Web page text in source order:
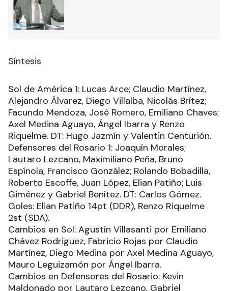
Síntesis
Sol de América 1: Lucas Arce; Claudio Martínez,
Alejandro Álvarez, Diego Villalba, Nicolás Brítez;
Facundo Mendoza, José Romero, Emiliano Chaves;
Axel Medina Aguayo, Ángel Ibarra y Renzo
Riquelme. DT: Hugo Jazmín y Valentin Centurión.
Defensores del Rosario 1: Joaquín Morales;
Lautaro Lezcano, Maximiliano Peña, Bruno
Espínola, Francisco González; Rolando Bobadilla,
Roberto Escoffe, Juan López, Elian Patiño; Luis
Giménez y Gabriel Benítez. DT: Carlos Gómez.
Goles: Elian Patiño 14pt (DDR), Renzo Riquelme
2st (SDA).
Cambios en Sol: Agustín Villasanti por Emiliano
Chávez Rodriguez, Fabricio Rojas por Claudio
Martínez, Diego Medina por Axel Medina Aguayo,
Mauro Leguizamón por Ángel Ibarra.
Cambios en Defensores del Rosario: Kevin
Maldonado por Lautaro Lezcano, Gabriel